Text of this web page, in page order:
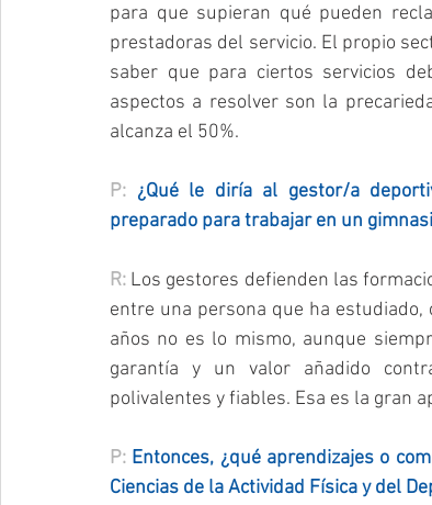
para que supieran qué pueden
prestadoras del servicio. El propio
saber que para ciertos servicios
aspectos a resolver son la
alcanza el 50%.
P: ¿Qué le diría al gestor/a
preparado para trabajar en un
R: Los gestores defienden las
entre una persona que ha
años no es lo mismo, aunque
garantía y un valor añadido
polivalentes y fiables. Esa es la gran
P: Entonces, ¿qué aprendizajes o
Ciencias de la Actividad Física y del